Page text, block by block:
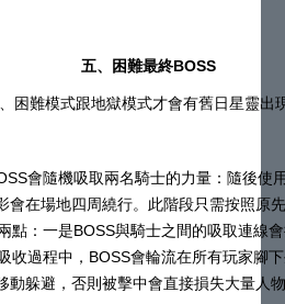
五、困難最終BOSS
困難模式跟地獄模式才會有舊日星靈出
會隨機吸取兩名騎士的力量：隨後使
會在場地四周繞行。此階段只需按照原
點：一是BOSS與騎士之間的吸取連線
收過程中，BOSS會輪流在所有玩家腳
動躲避，否則被擊中會直接損失大量人